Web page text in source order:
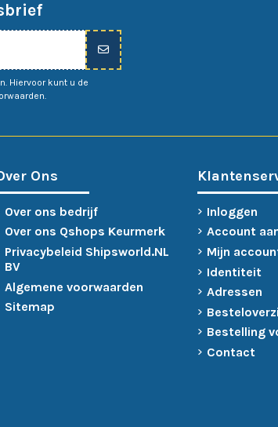
Hiervoor kunt u de
Ons
Over ons bedrijf
Over ons Qshops Keurmerk
Privacybeleid Shipsworld.NL
BV
Algemene voorwaarden
Sitemap
Inloggen
Account
Mijn
Identiteit
Adressen
Bestelling
Contact